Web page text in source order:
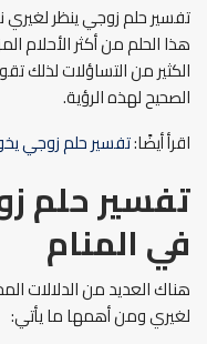
تفسير حلم زوجي ينظر
هذا الحلم من أكثر الأحلام
الكثير من التساؤلات لذلك
الصحيح لهذه الرؤية.
اقرأ أيضًا:تفسير حلم زوجي
تفسير حلم
في المنام
هناك العديد من الدلالات
لغيري ومن أهمها ما يأتي: